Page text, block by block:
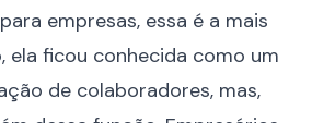
empresas, essa é a mais
ela ficou conhecida como um
de colaboradores, mas,